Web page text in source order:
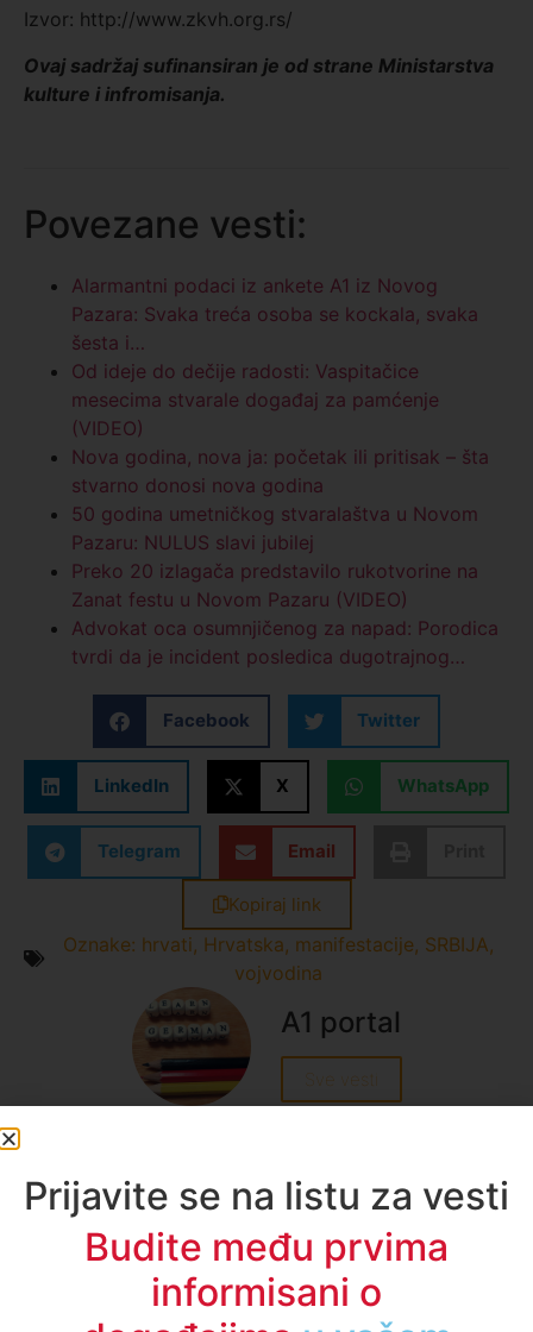
Izvor: http://www.zkvh.org.rs/
Ovaj sadržaj sufinansiran je od strane Ministarstva
kulture i infromisanja.
Povezane vesti:
Alarmantni podaci iz ankete A1 iz Novog
Pazara: Svaka treća osoba se kockala, svaka
šesta i…
Od ideje do dečije radosti: Vaspitačice
mesecima stvarale događaj za pamćenje
(VIDEO)
Nova godina, nova ja: početak ili pritisak – šta
stvarno donosi nova godina
50 godina umetničkog stvaralaštva u Novom
Pazaru: NULUS slavi jubilej
Preko 20 izlagača predstavilo rukotvorine na
Zanat festu u Novom Pazaru (VIDEO)
Advokat oca osumnjičenog za napad: Porodica
tvrdi da je incident posledica dugotrajnog…
Facebook Twitter
LinkedIn X WhatsApp
Telegram Email
Kopiraj link
Oznake: hrvati, Hrvatska, manifestacije, SRBIJA,
vojvodina
A1 portal
Sve vesti
A1TV - Društvene mreže
Prijavite se na listu za vesti
Budite među prvima
informisani o